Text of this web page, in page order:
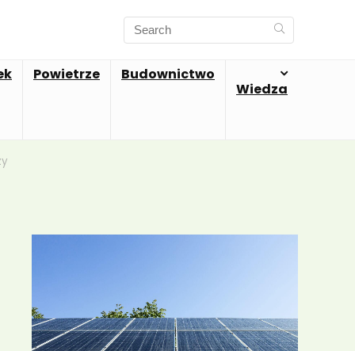
Powietrze
Budownictwo
Wiedza